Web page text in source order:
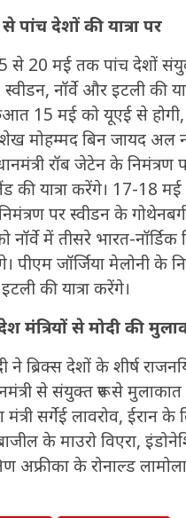
देशों की यात्रा पर
से 20 मई तक पांच देशों
नॉर्वे और इटली की
15 मई को यूएई से
शेख मोहम्मद बिन जायद अल
रॉब जेटेन के निमंत्रण
की यात्रा करेंगे। 17-18
पर स्वीडन के
नॉर्वे में तीसरे भारत-
जॉर्जिया मेलोनी के
की यात्रा करेंगे।
मंत्रियों से मोदी की
ने ब्रिक्स देशों के शीर्ष
से संयुक्त रूप से
सर्गेई लावरोव, ईरान के
के माउरो विएरा,
अफ्रीका के रोनाल्ड